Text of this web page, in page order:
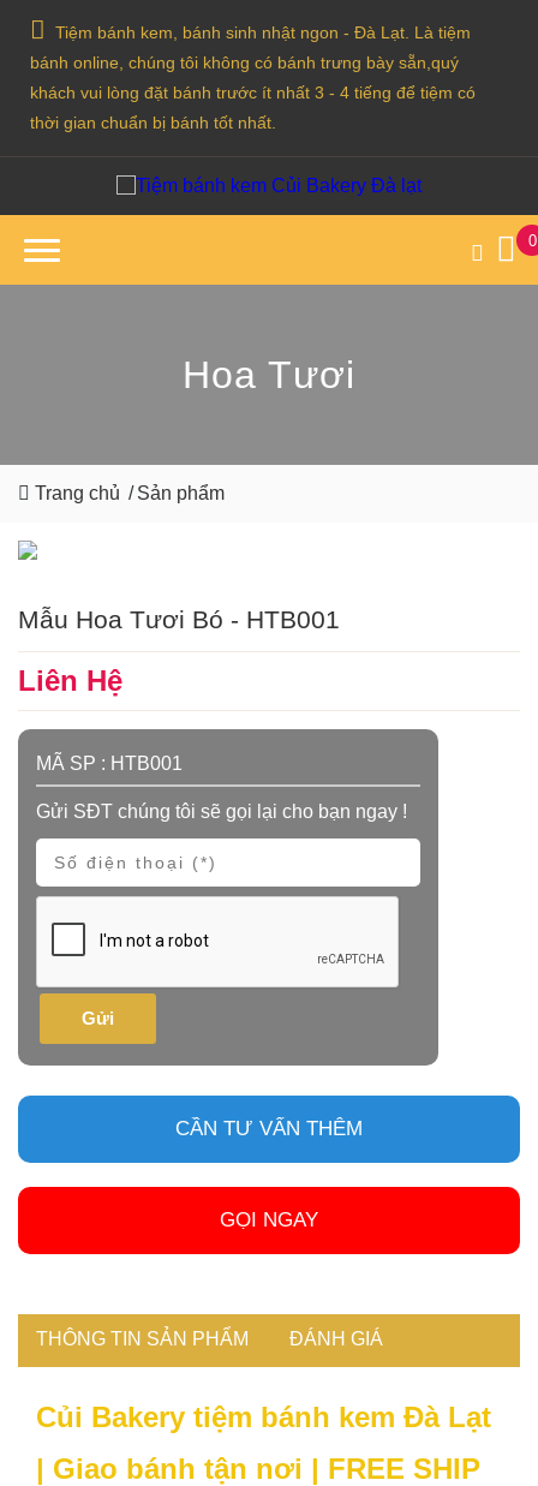
Tiệm bánh kem, bánh sinh nhật ngon - Đà Lạt. Là tiệm
bánh online, chúng tôi không có bánh trưng bày sẵn,quý
khách vui lòng đặt bánh trước ít nhất 3 - 4 tiếng để tiệm có
thời gian chuẩn bị bánh tốt nhất.
0
Hoa Tươi
Trang chủ / Sản phẩm
Mẫu Hoa Tươi Bó - HTB001
Liên Hệ
MÃ SP : HTB001
Gửi SĐT chúng tôi sẽ gọi lại cho bạn ngay !
Gửi
CẦN TƯ VẤN THÊM
GỌI NGAY
THÔNG TIN SẢN PHẨM ĐÁNH GIÁ
Củi Bakery tiệm bánh kem Đà Lạt
| Giao bánh tận nơi | FREE SHIP